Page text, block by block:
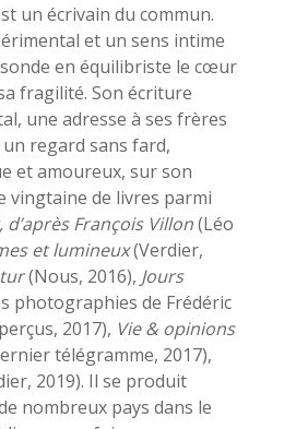
un écrivain du commun.
et un sens intime
en équilibriste le cœur
fragilité. Son écriture
une adresse à ses frères
un regard sans fard,
et amoureux, sur son
vingtaine de livres parmi
d’après François Villon(Léo
et lumineux(Verdier,
(Nous, 2016), Jours
photographies de Frédéric
2017), Vie & opinions
télégramme, 2017),
2019). Il se produit
nombreux pays dans le